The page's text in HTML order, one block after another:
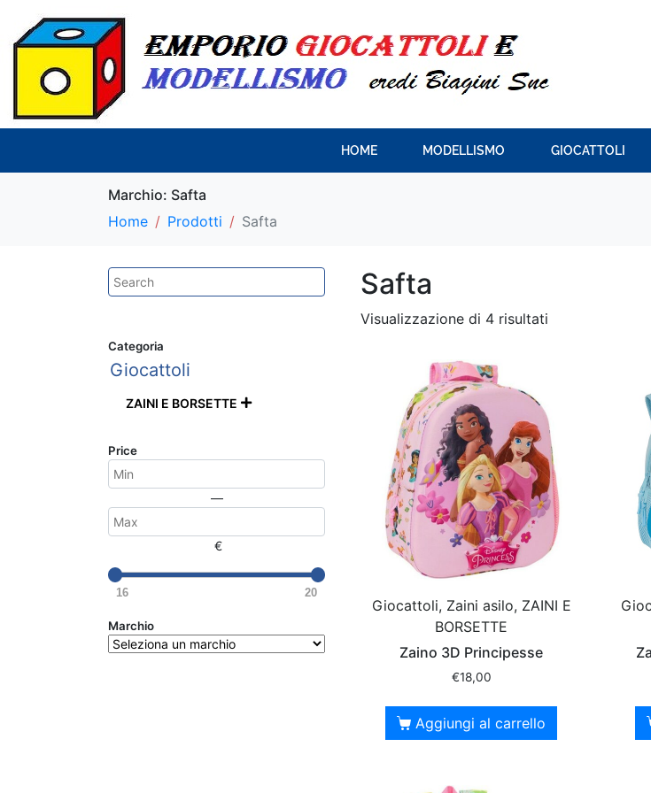
HOME MODELLISMO GIOCATTOLI
Marchio: Safta
Home
Prodotti Safta
Safta
Visualizzazione di 4 risultati
Giocattoli, Zaini asilo, ZAINI E
BORSETTE
Zaino 3D Principesse
€18,00
Aggiungi al carrello
Categoria
Giocattoli
ZAINI E BORSETTE 
Price
—
€
16 20
Marchio